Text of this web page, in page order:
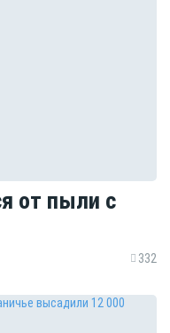
от пыли с
332